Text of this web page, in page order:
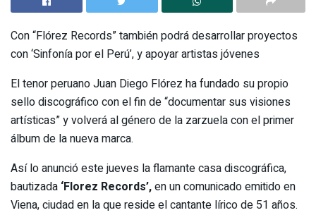
Con “Flórez Records” también podrá desarrollar proyectos
con ‘Sinfonía por el Perú’, y apoyar artistas jóvenes
El tenor peruano Juan Diego Flórez ha fundado su propio
sello discográfico con el fin de “documentar sus visiones
artísticas” y volverá al género de la zarzuela con el primer
álbum de la nueva marca.
Así lo anunció este jueves la flamante casa discográfica,
bautizada ‘Florez Records’,en un comunicado emitido en
Viena, ciudad en la que reside el cantante lírico de 51 años.